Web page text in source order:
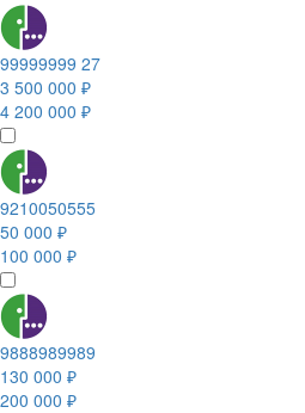
99999999 27
3 500 000 ₽
4 200 000 ₽
9210050555
50 000 ₽
100 000 ₽
9888989989
130 000 ₽
200 000 ₽